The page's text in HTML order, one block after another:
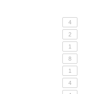
4
2
1
8
1
4